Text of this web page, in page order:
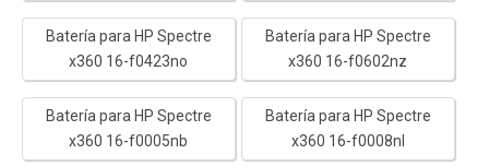
Batería para HP Spectre
x360 16-f0423no
Batería para HP Spectre
x360 16-f0602nz
Batería para HP Spectre
x360 16-f0005nb
Batería para HP Spectre
x360 16-f0008nl